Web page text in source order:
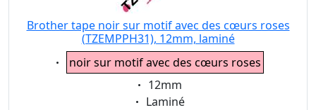
Brother tape noir sur motif avec des cœurs roses
(TZEMPPH31), 12mm, laminé
Eigenschaft:
noir sur motif avec des cœurs roses
Eigenschaft:
12mm
Eigenschaft:
Laminé